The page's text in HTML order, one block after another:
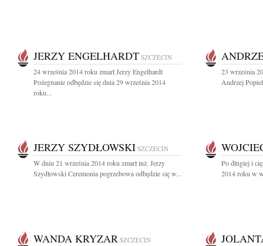
JERZY ENGELHARDT SZCZECIN
24 września 2014 roku zmarł Jerzy Engelhardt
Pożegnanie odbędzie się dnia 29 września 2014
roku...
23 września
Andrzej
JERZY SZYDŁOWSKI SZCZECIN
W dniu 21 września 2014 roku zmarł inż. Jerzy
Szydłowski Ceremonia pogrzebowa odbędzie się w...
Po długiej i
2014 roku w
WANDA KRYZAR SZCZECIN